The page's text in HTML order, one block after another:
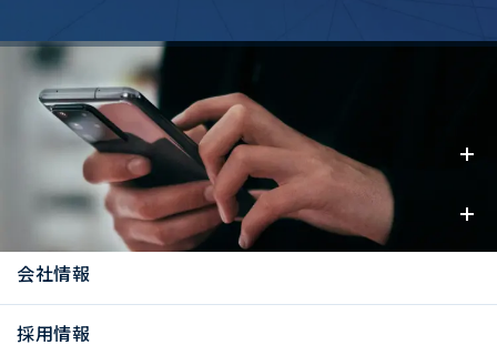
事業内容
お知らせ
会社情報
採用情報